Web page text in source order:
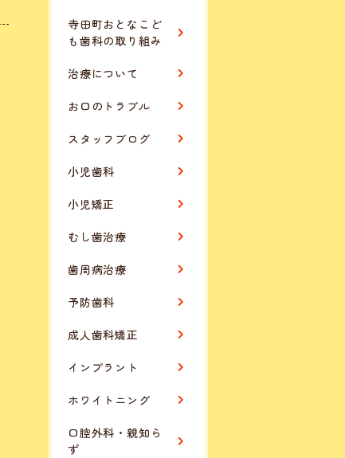
寺田町おとなこど
も歯科の取り組み
治療について
お口のトラブル
スタッフブログ
小児歯科
小児矯正
むし歯治療
歯周病治療
予防歯科
成人歯科矯正
インプラント
ホワイトニング
口腔外科・親知ら
ず